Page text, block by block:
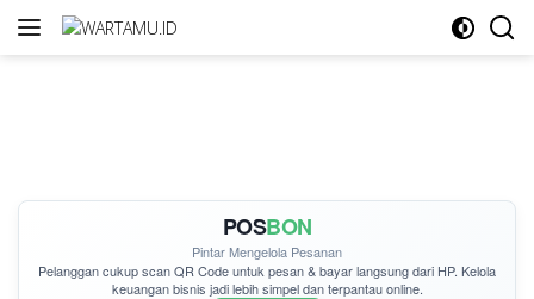
Langsung
POSBON
Pintar Mengelola Pesanan
Pelanggan cukupscan QR Codeuntuk pesan & bayar langsung dari HP. Kelola
keuangan bisnis jadi lebih simpel dan terpantau online.